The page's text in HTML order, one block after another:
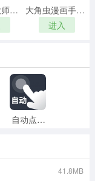
LBE安全大师安卓版
大角虫漫画手机最新版
进入
自动点点手机版
41.8MB